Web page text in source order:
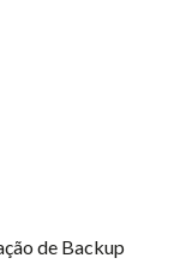
de Backup